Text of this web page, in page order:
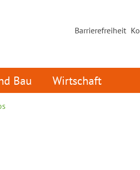
Barrierefreiheit
Bau Wirtschaft